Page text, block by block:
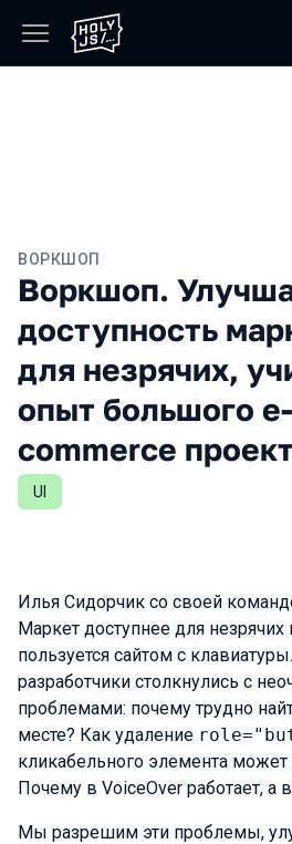
ВОРКШОП
Воркшоп.
доступность
для незрячих,
опыт большого e-
commerce
UI
Илья Сидорчик со своей
Маркет доступнее для незрячих
пользуется сайтом с
разработчики столкнулись с
проблемами: почему трудно
месте? Как удаление
кликабельного элемента может
Почему в VoiceOver работает, а
Мы разрешим эти проблемы,